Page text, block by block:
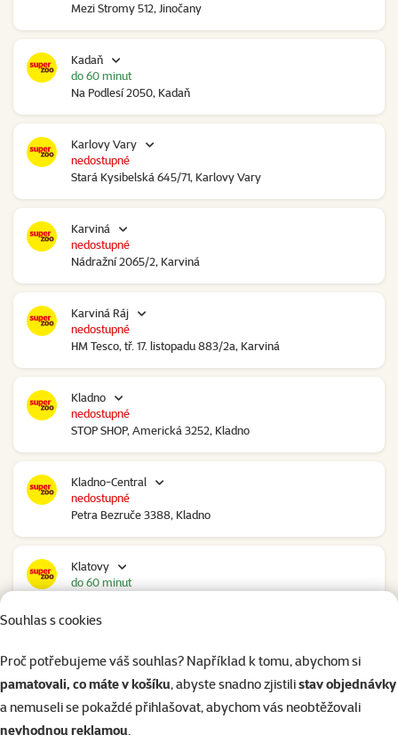
Souhlas s cookies
Proč potřebujeme váš souhlas? Například k tomu, abychom si
pamatovali, co máte v košíku, abyste snadno zjistilistav objednávky
a nemuseli se pokaždé přihlašovat, abychom vás neobtěžovali
nevhodnou reklamou.
Mezi Stromy 512, Jinočany
Kadaň
Na Podlesí 2050, Kadaň
do 60 minut
Karlovy Vary
Stará Kysibelská 645/71, Karlovy Vary
nedostupné
Karviná
Nádražní 2065/2, Karviná
nedostupné
Karviná Ráj
HM Tesco, tř. 17. listopadu 883/2a, Karviná
nedostupné
Kladno
STOP SHOP, Americká 3252, Kladno
nedostupné
Kladno-Central
Petra Bezruče 3388, Kladno
nedostupné
Klatovy
do 60 minut
Polepská 979, Kolín
nedostupné
Kolín Ovčáry